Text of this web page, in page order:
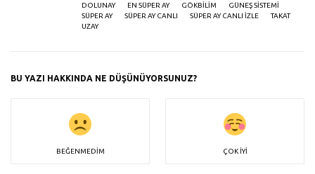
DOLUNAY
EN SÜPER AY GÖKBILIM
GÜNEŞ SISTEMI
SÜPER AY
SÜPER AY CANLI SÜPER AY CANLI IZLE
TAKAT
UZAY
BU YAZI HAKKINDA NE DÜŞÜNÜYORSUNUZ?
BEĞENMEDIM ÇOK İYI